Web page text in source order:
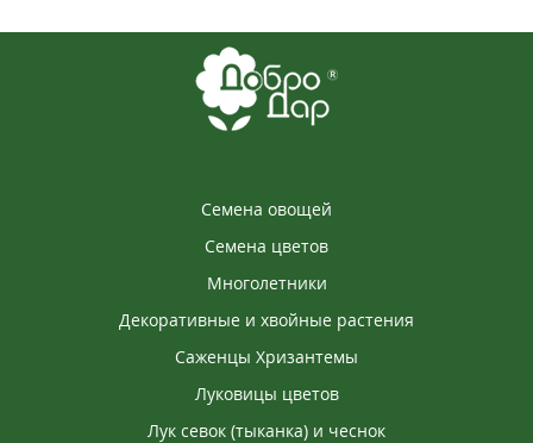
Семена овощей
Семена цветов
Многолетники
Декоративные и хвойные растения
Саженцы Хризантемы
Луковицы цветов
Лук севок (тыканка) и чеснок